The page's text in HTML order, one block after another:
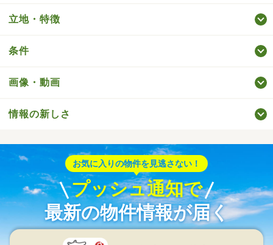
立地・特徴
条件
画像・動画
情報の新しさ
お気に入りの物件を見逃さない！
プッシュ通知で
最新の物件情報が届く